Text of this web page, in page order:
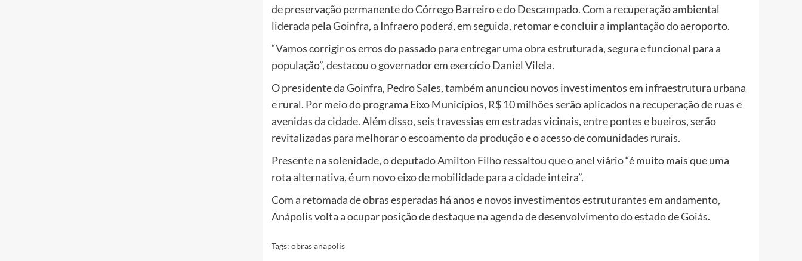
de preservação permanente do Córrego Barreiro e do Descampado. Com a recuperação ambiental
liderada pela Goinfra, a Infraero poderá, em seguida, retomar e concluir a implantação do aeroporto.
“Vamos corrigir os erros do passado para entregar uma obra estruturada, segura e funcional para a
população”, destacou o governador em exercício Daniel Vilela.
O presidente da Goinfra, Pedro Sales, também anunciou novos investimentos em infraestrutura urbana
e rural. Por meio do programa Eixo Municípios, R$ 10 milhões serão aplicados na recuperação de ruas e
avenidas da cidade. Além disso, seis travessias em estradas vicinais, entre pontes e bueiros, serão
revitalizadas para melhorar o escoamento da produção e o acesso de comunidades rurais.
Presente na solenidade, o deputado Amilton Filho ressaltou que o anel viário “é muito mais que uma
rota alternativa, é um novo eixo de mobilidade para a cidade inteira”.
Com a retomada de obras esperadas há anos e novos investimentos estruturantes em andamento,
Anápolis volta a ocupar posição de destaque na agenda de desenvolvimento do estado de Goiás.
Tags: obras anapolis